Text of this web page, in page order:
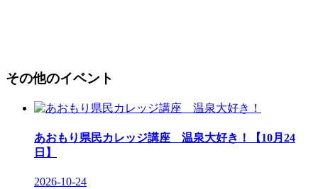
その他のイベント
あおもり県民カレッジ講座 温泉大好き！【10月24
日】
2026-10-24